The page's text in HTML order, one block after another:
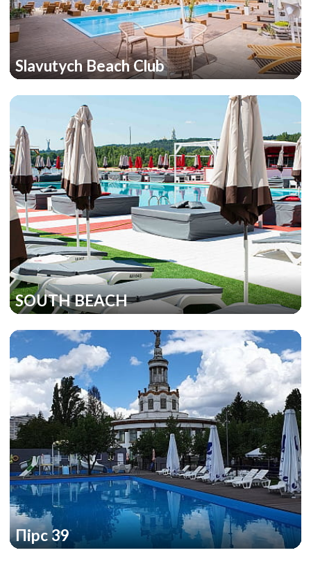
Slavutych Beach Club
SOUTH BEACH
Пірс 39